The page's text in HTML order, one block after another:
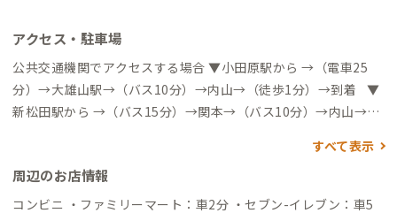
アクセス・駐車場
公共交通機関でアクセスする場合 ▼小田原駅から →（電車25
分）→大雄山駅→（バス10分）→内山→（徒歩1分）→到着 ▼
新松田駅から →（バス15分）→関本→（バス10分）→内山→
田IC →（一般道20分）→到着 ▼小田原駅 →（一般道40分）→
到着
すべて表示
周辺のお店情報
コンビニ ・ファミリーマート：車2分 ・セブン-イレブン：車5